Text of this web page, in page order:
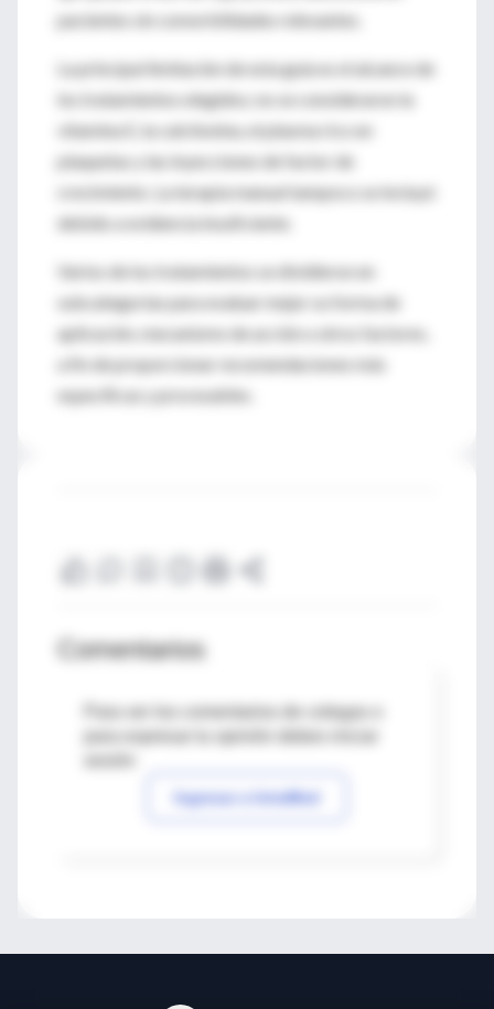
pacientes sin comorbilidades relevantes.
La principal limitación de esta guía es el alcance de
los tratamientos elegidos; no se consideraron la
vitamina E, la calcitonina, el plasma rico en
plaquetas y las inyecciones de factor de
crecimiento. La terapia manual tampoco se incluyó
debido a evidencia insuficiente.
Varios de los tratamientos se dividieron en
subcategorías para evaluar mejor su forma de
aplicación, mecanismo de acción u otros factores,
a fin de proporcionar recomendaciones más
específicas y procesables.
Comentarios
Para ver los comentarios de colegas o
Ingresar a IntraMed